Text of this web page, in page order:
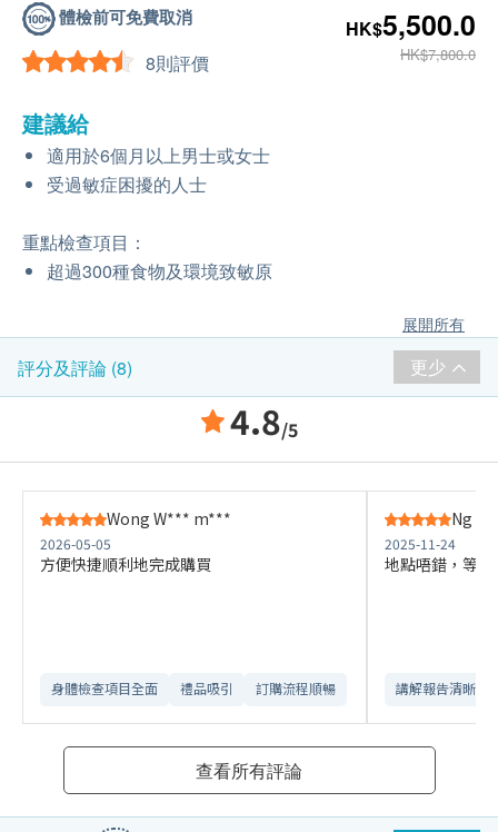
體檢前可免費取消
8則評價
HK$5,500.0
HK$7,800.0
建議給
適用於6個月以上男士或女士
受過敏症困擾的人士
重點檢查項目：
超過300種食物及環境致敏原
展開所有
評分及評論 (8) 更少
4.8/5
Wong W*** m***
2026-05-05
方便快捷順利地完成購買
身體檢查項目全面 禮品吸引 訂購流程順暢
Ng
2025-11-24
地點唔錯，等
講解報告清晰​
查看所有評論